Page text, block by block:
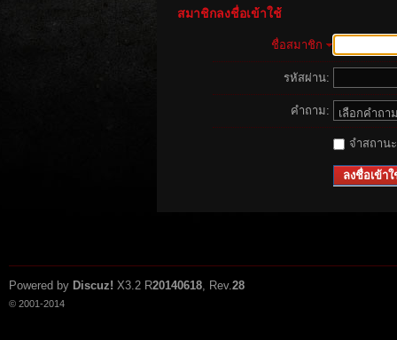
สมาชิกลงชื่อเข้าใช้
ชื่อสมาชิก
รหัสผ่าน:
คำถาม:
จำสถาน
ลงชื่อเข้าใ
Powered by Discuz! X3.2 R20140618, Rev.28
© 2001-2014